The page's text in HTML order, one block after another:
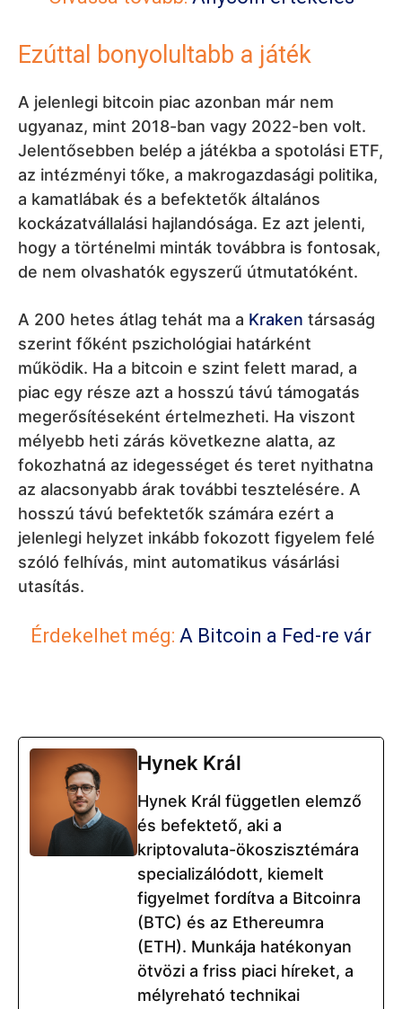
Ezúttal bonyolultabb a játék
A jelenlegi bitcoin piac azonban már nem
ugyanaz, mint 2018-ban vagy 2022-ben volt.
Jelentősebben belép a játékba a spotolási ETF,
az intézményi tőke, a makrogazdasági politika,
a kamatlábak és a befektetők általános
kockázatvállalási hajlandósága. Ez azt jelenti,
hogy a történelmi minták továbbra is fontosak,
de nem olvashatók egyszerű útmutatóként.
A 200 hetes átlag tehát ma a Kraken társaság
szerint főként pszichológiai határként
működik. Ha a bitcoin e szint felett marad, a
piac egy része azt a hosszú távú támogatás
megerősítéseként értelmezheti. Ha viszont
mélyebb heti zárás következne alatta, az
fokozhatná az idegességet és teret nyithatna
az alacsonyabb árak további tesztelésére. A
hosszú távú befektetők számára ezért a
jelenlegi helyzet inkább fokozott figyelem felé
szóló felhívás, mint automatikus vásárlási
utasítás.
Érdekelhet még: A Bitcoin a Fed-re vár
Hynek Král
Hynek Král független elemző
és befektető, aki a
kriptovaluta-ökoszisztémára
specializálódott, kiemelt
figyelmet fordítva a Bitcoinra
(BTC) és az Ethereumra
(ETH). Munkája hatékonyan
ötvözi a friss piaci híreket, a
mélyreható technikai